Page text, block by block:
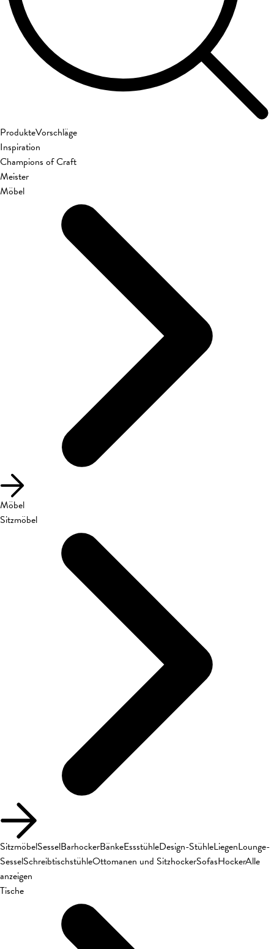
ProdukteVorschläge
Inspiration
Champions of Craft
Meister
Möbel
Möbel
Sitzmöbel
SitzmöbelSesselBarhockerBänkeEssstühleDesign-StühleLiegenLounge-
SesselSchreibtischstühleOttomanen und SitzhockerSofasHockerAlle
anzeigen
Tische